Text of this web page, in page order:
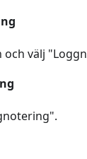
och välj